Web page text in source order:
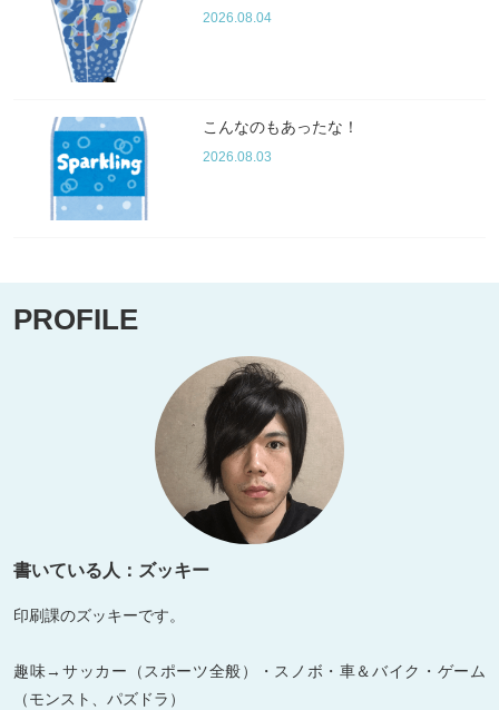
2026.08.04
こんなのもあったな！
2026.08.03
PROFILE
書いている人：ズッキー
印刷課のズッキーです。
趣味→サッカー（スポーツ全般）・スノボ・車＆バイク・ゲーム
（モンスト、パズドラ）